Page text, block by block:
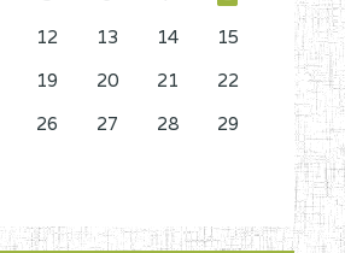
12 13 14
15
19 20 21
22
26 27 28
29